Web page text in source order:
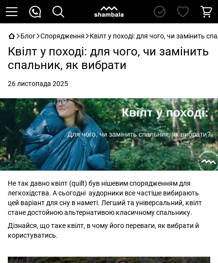
Блог Спорядження Квілт у поході: для чого, чи замінить
Квілт у поході: для чого, чи замінить
спальник, як вибрати
26 листопада 2025
Не так давно квілт (quilt) був нішевим спорядженням для
легкохідства. А сьогодні аудорники все частіше вибирають
цей варіант для сну в наметі. Легший та універсальний, квілт
стане достойною альтернативою класичному спальнику.
Дізнайся, що таке квілт, в чому його переваги, як вибрати й
користуватись.